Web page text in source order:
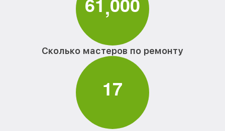
,
Сколько мастеров по ремонту
17